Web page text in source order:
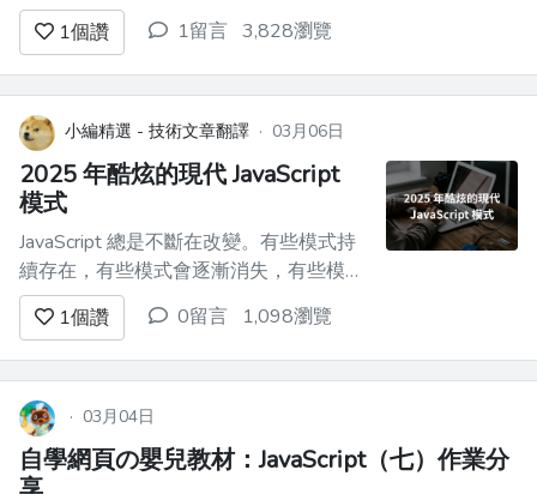
筆記應用程式 https://n-
siang.github.io/VuePractice8/#/Vue8of...
1個讚 1留言 3,828瀏覽
小編精選 - 技術文章翻譯 · 03月06日
2025 年酷炫的現代 JavaScript
模式
JavaScript 總是不斷在改變。有些模式持
續存在，有些模式會逐漸消失，有些模式
會演變成我們從未見過的東西。 以下是
JavaScript 模式的**細分**。 ### 1.**模
式匹配（早期提案階段，但很有前景）**
想想`switch`語句——但要更好。模式匹
配受到 Has...
1個讚 0留言 1,098瀏覽
· 03月04日
自學網頁の嬰兒教材：JavaScript（七）作業分